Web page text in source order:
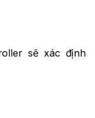
sẽ xác định